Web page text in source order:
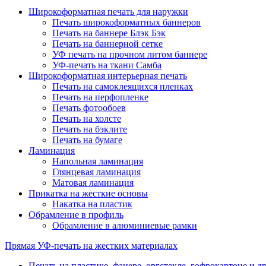
Широкоформатная печать для наружки
Печать широкоформатных баннеров
Печать на баннере Блэк Бэк
Печать на баннерной сетке
УФ печать на прочном литом баннере
УФ-печать на ткани Самба
Широкоформатная интерьерная печать
Печать на самоклеящихся пленках
Печать на перфопленке
Печать фотообоев
Печать на холсте
Печать на бэклите
Печать на бумаге
Ламинация
Напольная ламинация
Глянцевая ламинация
Матовая ламинация
Прикатка на жесткие основы
Накатка на пластик
Обрамление в профиль
Обрамление в алюминиевые рамки
Прямая УФ-печать на жестких материалах